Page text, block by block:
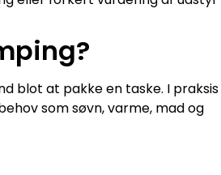
blot at pakke en taske. I praksis
som søvn, varme, mad og